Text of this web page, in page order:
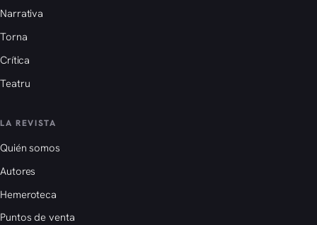
Narrativa
Torna
Crítica
Teatru
LA REVISTA
Quién somos
Autores
Hemeroteca
Puntos de venta